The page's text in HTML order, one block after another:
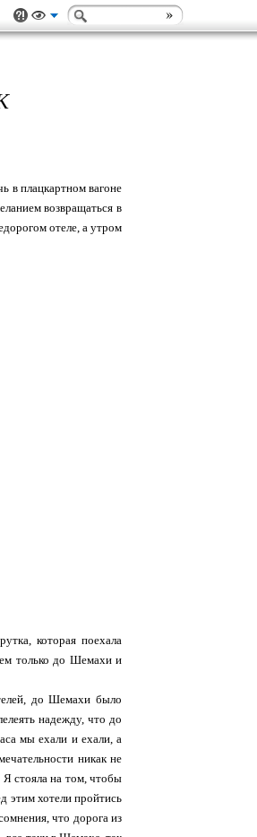
в плацкартном вагоне
возвращаться в
отеле, а утром
которая поехала
только до Шемахи и
до Шемахи было
надежду, что до
мы ехали и ехали, а
никак не
стояла на том, чтобы
этим хотели пройтись
что дорога из